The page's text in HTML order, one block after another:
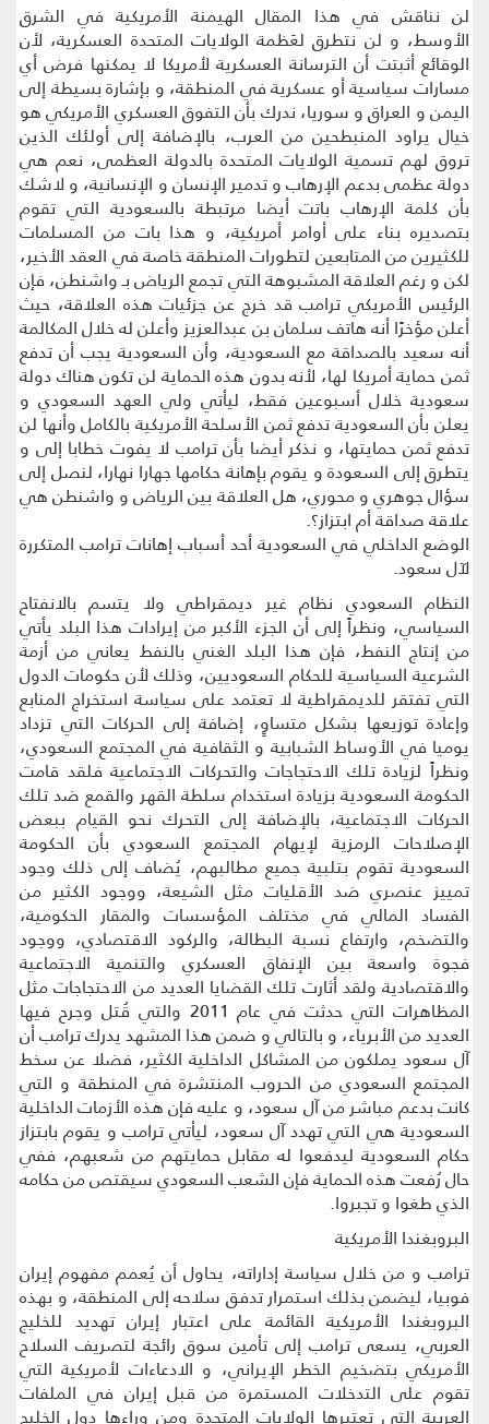
لن نناقش في هذا المقال الهيمنة الأمريكية في الشرق
الأوسط، و لن نتطرق لعَظمة الولايات المتحدة العسكرية، لأن
الوقائع أثبتت أن الترسانة العسكرية لأمريكا لا يمكنها فرض أي
مسارات سياسية أو عسكرية في المنطقة، و بإشارة بسيطة إلى
اليمن و العراق و سوريا، ندرك بأن التفوق العسكري الأمريكي هو
خيال يراود المنبطحين من العرب، بالإضافة إلى أولئك الذين
تروق لهم تسمية الولايات المتحدة بالدولة العظمى، نعم هي
دولة عظمى بدعم الإرهاب و تدمير الإنسان و الإنسانية، و لاشك
بأن كلمة الإرهاب باتت أيضا مرتبطة بالسعودية التي تقوم
بتصديره بناء على أوامر أمريكية، و هذا بات من المسلمات
للكثيرين من المتابعين لتطورات المنطقة خاصة في العقد الأخير،
لكن و رغم العلاقة المشبوهة التي تجمع الرياض بـ واشنطن، فإن
الرئيس الأمريكي ترامب قد خرج عن جزئيات هذه العلاقة، حيث
أعلن مؤخرًا أنه هاتف سلمان بن عبدالعزيز وأعلن له خلال المكالمة
أنه سعيد بالصداقة مع السعودية، وأن السعودية يجب أن تدفع
ثمن حماية أمريكا لها، لأنه بدون هذه الحماية لن تكون هناك دولة
سعودية خلال أسبوعين فقط، ليأتي ولي العهد السعودي و
يعلن بأن السعودية تدفع ثمن الأسلحة الأمريكية بالكامل وأنها لن
تدفع ثمن حمايتها، و نذكر أيضا بأن ترامب لا يفوت خطابا إلى و
يتطرق إلى السعودة و يقوم بإهانة حكامها جهارا نهارا، لنصل إلى
سؤال جوهري و محوري، هل العلاقة بين الرياض و واشنطن هي
علاقة صداقة أم ابتزاز؟.
الوضع الداخلي في السعودية أحد أسباب إهانات ترامب المتكررة
لآل سعود.
النظام السعودي نظام غير ديمقراطي ولا يتسم بالانفتاح
السياسي، ونظراً إلى أن الجزء الأكبر من إيرادات هذا البلد يأتي
من إنتاج النفط، فإن هذا البلد الغني بالنفط يعاني من أزمة
الشرعية السياسية للحكام السعوديين، وذلك لأن حكومات الدول
التي تفتقر للديمقراطية لا تعتمد على سياسة استخراج المنابع
وإعادة توزيعها بشكل متساوٍ، إضافة إلى الحركات التي تزداد
يوميا في الأوساط الشبابية و الثقافية في المجتمع السعودي،
ونظراً لزيادة تلك الاحتجاجات والتحركات الاجتماعية فلقد قامت
الحكومة السعودية بزيادة استخدام سلطة القهر والقمع ضد تلك
الحركات الاجتماعية، بالإضافة إلى التحرك نحو القيام ببعض
الإصلاحات الرمزية لإيهام المجتمع السعودي بأن الحكومة
السعودية تقوم بتلبية جميع مطالبهم، يُضاف إلى ذلك وجود
تمييز عنصري ضد الأقليات مثل الشيعة، ووجود الكثير من
الفساد المالي في مختلف المؤسسات والمقار الحكومية،
والتضخم، وارتفاع نسبة البطالة، والركود الاقتصادي، ووجود
فجوة واسعة بين الإنفاق العسكري والتنمية الاجتماعية
والاقتصادية ولقد أثارت تلك القضايا العديد من الاحتجاجات مثل
المظاهرات التي حدثت في عام 2011 والتي قُتل وجرح فيها
العديد من الأبرياء، و بالتالي و ضمن هذا المشهد يدرك ترامب أن
آل سعود يملكون من المشاكل الداخلية الكثير، فضلا عن سخط
المجتمع السعودي من الحروب المنتشرة في المنطقة و التي
كانت بدعم مباشر من آل سعود، و عليه فإن هذه الأزمات الداخلية
السعودية هي التي تهدد آل سعود، ليأتي ترامب و يقوم بابتزاز
حكام السعودية ليدفعوا له مقابل حمايتهم من شعبهم، ففي
حال رُفعت هذه الحماية فإن الشعب السعودي سيقتص من حكامه
الذي طغوا و تجبروا.
البروبغندا الأمريكية
ترامب و من خلال سياسة إداراته، يحاول أن يُعمم مفهوم إيران
فوبيا، ليضمن بذلك استمرار تدفق سلاحه إلى المنطقة، و بهذه
البروبغندا الأمريكية القائمة على اعتبار إيران تهديد للخليج
العربي، يسعى ترامب إلى تأمين سوق رائجة لتصريف السلاح
الأمريكي بتضخيم الخطر الإيراني، و الادعاءات لأمريكية التي
تقوم على التدخلات المستمرة من قبل إيران في الملفات
العربية التي تعتبرها الولايات المتحدة ومن وراءها دول الخليج